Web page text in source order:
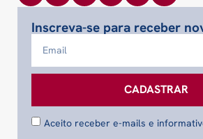
Inscreva-se para receber
Aceito receber e-mails e
CADASTRAR